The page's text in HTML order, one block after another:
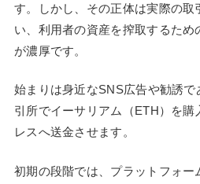
す。しかし、その正体は実際の取
い、利用者の資産を搾取するため
が濃厚です。
始まりは身近なSNS広告や勧誘で
引所でイーサリアム（ETH）を購
レスへ送金させます。
初期の段階では、プラットフォー